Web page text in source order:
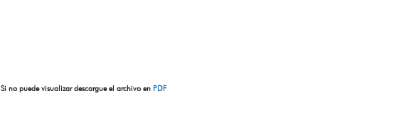
Si no puede visualizar descargue el archivo en PDF